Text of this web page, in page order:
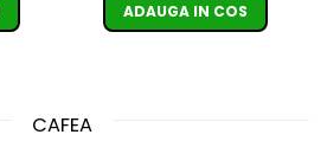
ADAUGA IN COS
CAFEA